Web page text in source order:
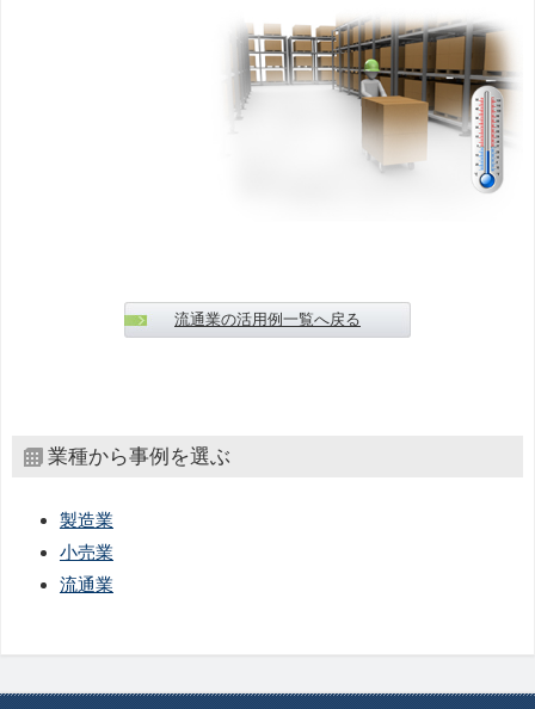
流通業の活用例一覧へ戻る
業種から事例を選ぶ
製造業
小売業
流通業